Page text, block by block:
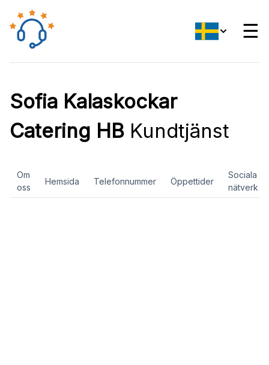
☰
Sofia Kalaskockar
Catering HB Kundtjänst
Om
oss
Hemsida Telefonnummer Öppettider
Sociala
nätverk